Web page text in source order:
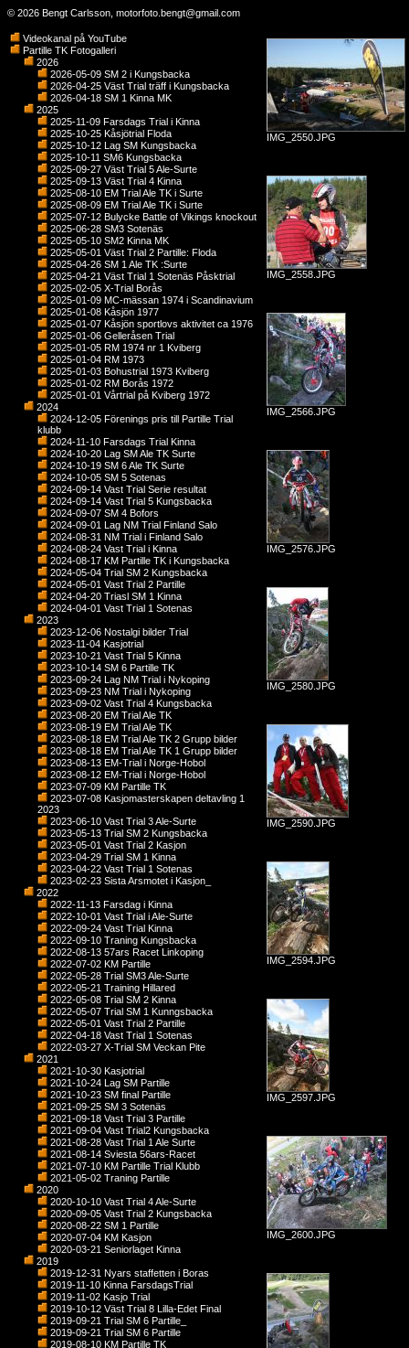
© 2026 Bengt Carlsson, motorfoto.bengt@gmail.com
Videokanal på YouTube
Partille TK Fotogalleri
2026
2026-05-09 SM 2 i Kungsbacka
2026-04-25 Väst Trial träff i Kungsbacka
2026-04-18 SM 1 Kinna MK
2025
2025-11-09 Farsdags Trial i Kinna
2025-10-25 Kåsjötrial Floda
2025-10-12 Lag SM Kungsbacka
2025-10-11 SM6 Kungsbacka
2025-09-27 Väst Trial 5 Ale-Surte
2025-09-13 Väst Trial 4 Kinna
2025-08-10 EM Trial Ale TK i Surte
2025-08-09 EM Trial Ale TK i Surte
2025-07-12 Bulycke Battle of Vikings knockout
2025-06-28 SM3 Sotenäs
2025-05-10 SM2 Kinna MK
2025-05-01 Väst Trial 2 Partille: Floda
2025-04-26 SM 1 Ale TK :Surte
2025-04-21 Väst Trial 1 Sotenäs Påsktrial
2025-02-05 X-Trial Borås
2025-01-09 MC-mässan 1974 i Scandinavium
2025-01-08 Kåsjön 1977
2025-01-07 Kåsjön sportlovs aktivitet ca 1976
2025-01-06 Gelleråsen Trial
2025-01-05 RM 1974 nr 1 Kviberg
2025-01-04 RM 1973
2025-01-03 Bohustrial 1973 Kviberg
2025-01-02 RM Borås 1972
2025-01-01 Vårtrial på Kviberg 1972
2024
2024-12-05 Förenings pris till Partille Trial
klubb
2024-11-10 Farsdags Trial Kinna
2024-10-20 Lag SM Ale TK Surte
2024-10-19 SM 6 Ale TK Surte
2024-10-05 SM 5 Sotenas
2024-09-14 Vast Trial Serie resultat
2024-09-14 Vast Trial 5 Kungsbacka
2024-09-07 SM 4 Bofors
2024-09-01 Lag NM Trial Finland Salo
2024-08-31 NM Trial i Finland Salo
2024-08-24 Vast Trial i Kinna
2024-08-17 KM Partille TK i Kungsbacka
2024-05-04 Trial SM 2 Kungsbacka
2024-05-01 Vast Trial 2 Partille
2024-04-20 Triasl SM 1 Kinna
2024-04-01 Vast Trial 1 Sotenas
2023
2023-12-06 Nostalgi bilder Trial
2023-11-04 Kasjotrial
2023-10-21 Vast Trial 5 Kinna
2023-10-14 SM 6 Partille TK
2023-09-24 Lag NM Trial i Nykoping
2023-09-23 NM Trial i Nykoping
2023-09-02 Vast Trial 4 Kungsbacka
2023-08-20 EM Trial Ale TK
2023-08-19 EM Trial Ale TK
2023-08-18 EM Trial Ale TK 2 Grupp bilder
2023-08-18 EM Trial Ale TK 1 Grupp bilder
2023-08-13 EM-Trial i Norge-Hobol
2023-08-12 EM-Trial i Norge-Hobol
2023-07-09 KM Partille TK
2023-07-08 Kasjomasterskapen deltavling 1
2023
2023-06-10 Vast Trial 3 Ale-Surte
2023-05-13 Trial SM 2 Kungsbacka
2023-05-01 Vast Trial 2 Kasjon
2023-04-29 Trial SM 1 Kinna
2023-04-22 Vast Trial 1 Sotenas
2023-02-23 Sista Arsmotet i Kasjon_
2022
2022-11-13 Farsdag i Kinna
2022-10-01 Vast Trial i Ale-Surte
2022-09-24 Vast Trial Kinna
2022-09-10 Traning Kungsbacka
2022-08-13 57ars Racet Linkoping
2022-07-02 KM Partille
2022-05-28 Trial SM3 Ale-Surte
2022-05-21 Training Hillared
2022-05-08 Trial SM 2 Kinna
2022-05-07 Trial SM 1 Kunngsbacka
2022-05-01 Vast Trial 2 Partille
2022-04-18 Vast Trial 1 Sotenas
2022-03-27 X-Trial SM Veckan Pite
2021
2021-10-30 Kasjotrial
2021-10-24 Lag SM Partille
2021-10-23 SM final Partille
2021-09-25 SM 3 Sotenäs
2021-09-18 Vast Trial 3 Partille
2021-09-04 Vast Trial2 Kungsbacka
2021-08-28 Vast Trial 1 Ale Surte
2021-08-14 Sviesta 56ars-Racet
2021-07-10 KM Partille Trial Klubb
2021-05-02 Traning Partille
2020
2020-10-10 Vast Trial 4 Ale-Surte
2020-09-05 Vast Trial 2 Kungsbacka
2020-08-22 SM 1 Partille
2020-07-04 KM Kasjon
2020-03-21 Seniorlaget Kinna
2019
2019-12-31 Nyars staffetten i Boras
2019-11-10 Kinna FarsdagsTrial
2019-11-02 Kasjo Trial
2019-10-12 Väst Trial 8 Lilla-Edet Final
2019-09-21 Trial SM 6 Partille_
2019-09-21 Trial SM 6 Partille
2019-08-10 KM Partille TK
IMG_2550.JPG
IMG_2558.JPG
IMG_2566.JPG
IMG_2576.JPG
IMG_2580.JPG
IMG_2590.JPG
IMG_2594.JPG
IMG_2597.JPG
IMG_2600.JPG